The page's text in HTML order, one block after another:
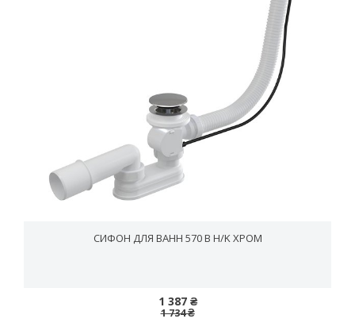
СИФОН ДЛЯ ВАНН 570 B H/K ХРОМ
1 387 ₴
1 734 ₴